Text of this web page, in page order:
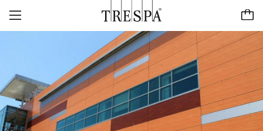
TRESPA® METEON®
TRESPA® TOPLAB®
灵感页面
项目
可持续性